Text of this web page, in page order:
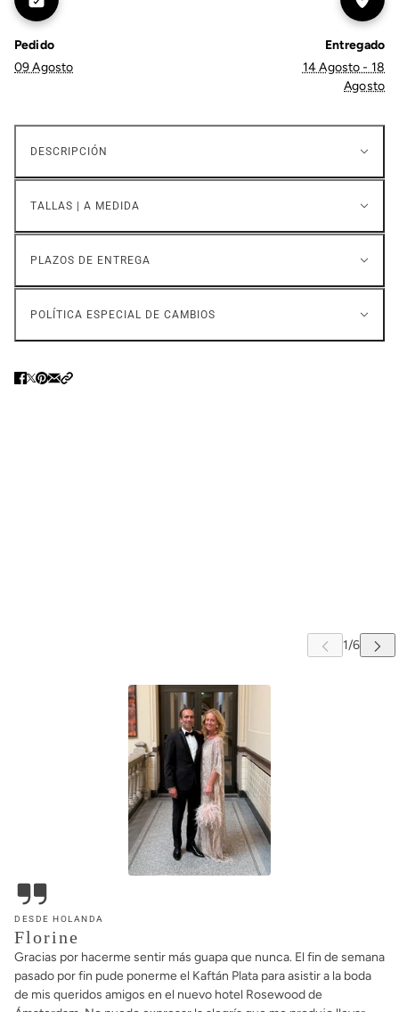
Pedido
09 Agosto
Entregado
14 Agosto - 18
Agosto
DESCRIPCIÓN
TALLAS | A MEDIDA
PLAZOS DE ENTREGA
POLÍTICA ESPECIAL DE CAMBIOS
DESDE HOLANDA
Florine
Gracias por hacerme sentir más guapa que nunca. El fin de semana
pasado por fin pude ponerme el Kaftán Plata para asistir a la boda
de mis queridos amigos en el nuevo hotel Rosewood de